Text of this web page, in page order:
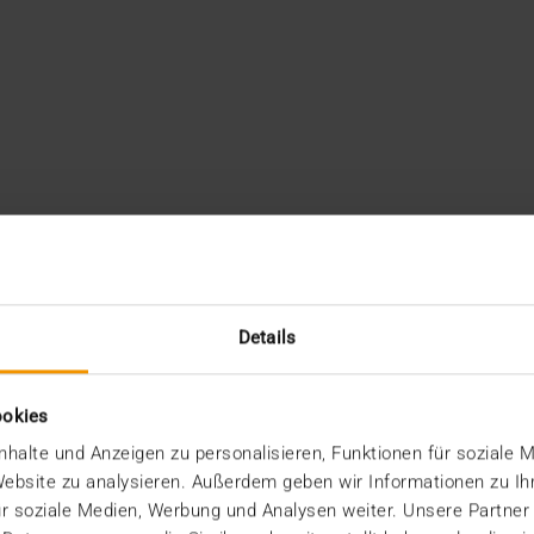
Details
und Anzeigen zu personalisieren, Funktionen für soziale
zu analysieren. Außerdem geben wir Informationen zu
soziale Medien, Werbung und Analysen weiter. Unsere